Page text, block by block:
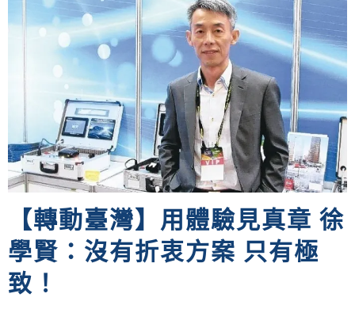
【轉動臺灣】用體驗見真章 徐
學賢：沒有折衷方案 只有極
致！